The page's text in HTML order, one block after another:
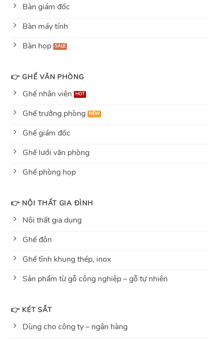
Bàn giám đốc
Bàn máy tính
Bàn họp
👉 GHẾ VĂN PHÒNG
Ghế nhân viên
Ghế trưởng phòng
Ghế giám đốc
Ghế lưới văn phòng
Ghế phòng họp
👉 NỘI THẤT GIA ĐÌNH
Nội thất gia dụng
Ghế đôn
Ghế tĩnh khung thép, inox
Sản phẩm từ gỗ công nghiệp – gỗ tự nhiên
👉 KÉT SẮT
Dùng cho công ty – ngân hàng